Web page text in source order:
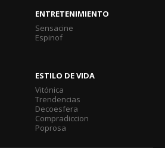
ENTRETENIMIENTO
Sensacine
Espinof
ESTILO DE VIDA
Vitónica
Trendencias
Decoesfera
Compradiccion
Poprosa